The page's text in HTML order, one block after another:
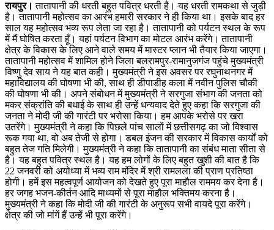
रायपुर। तातापानी की धरती बहुत पवित्र धरती है। यह धरती रामकथा से जुड़ी
है। तातापानी महोत्सव का आरंभ हमारी सरकार ने ही किया था। इसके बाद हर
साल यह महोत्सव भव्य रूप लेता जा रहा है। तातापानी को पर्यटन स्थल के रूप
में मैं घोषित करता हूँ। यहां पर्यटन विभाग का मोटल आरंभ करेंगे। तातापानी
क्षेत्र के विकास के लिए आने वाले समय में मास्टर प्लान भी तैयार किया जाएगा।
तातापानी महोत्सव में शामिल होने जिला बलरामपुर-रामानुजगंज पहुंचे मुख्यमंत्री
विष्णु देव साय ने यह बात कही। मुख्यमंत्री ने इस अवसर पर रघुनाथनगर में
महाविद्यालय की घोषणा भी की, साथ ही डीपाडीह कला में नवीन पुलिस चौकी
की घोषणा भी की। अपने संबोधन में मुख्यमंत्री ने सरगुजा संभाग की जनता को
मकर संक्रांति की बधाई के साथ ही उन्हें धन्यवाद देते हुए कहा कि सरगुजा की
जनता ने मोदी जी की गारंटी पर भरोसा किया। हम आपके भरोसे पर खरा
उतरेंगे। मुख्यमंत्री ने कहा कि पिछले पांच सालों में छत्तीसगढ़ का जो विश्वास
रूक गया था, वो अब तेजी से होगा। डबल इंजन की सरकार में विकास कार्यों को
बहुत तेज गति मिलेगी। मुख्यमंत्री ने कहा कि तातापानी का संबंध माता सीता से
है। यह बहुत पवित्र स्थल है। यह हम लोगों के लिए बहुत खुशी की बात है कि
22 जनवरी को अयोध्या में भव्य राम मंदिर में श्री रामलला की प्राण प्रतिष्ठा
होगी। हमें इस महत्वपूर्ण आयोजन को देखते हुए पूरा माहौल राममय कर देना है।
हर जगह भजन-कीर्तन आदि माध्यमों से पूरा माहौल भक्तिमय करना है।
मुख्यमंत्री ने कहा कि मोदी जी की गारंटी के अनुरूप सभी वायदे पूरा करेंगे।
क्षेत्र की जो मांगें हैं उन्हें भी पूरा करेंगे।